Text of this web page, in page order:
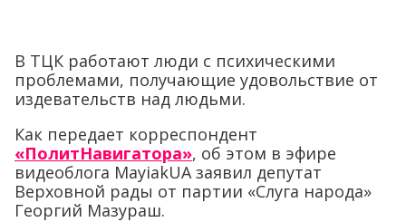
В ТЦК работают люди с психическими
проблемами, получающие удовольствие от
издевательств над людьми.
Как передает корреспондент
«ПолитНавигатора», об этом в эфире
видеоблога MayiakUA заявил депутат
Верховной рады от партии «Слуга народа»
Георгий Мазураш.